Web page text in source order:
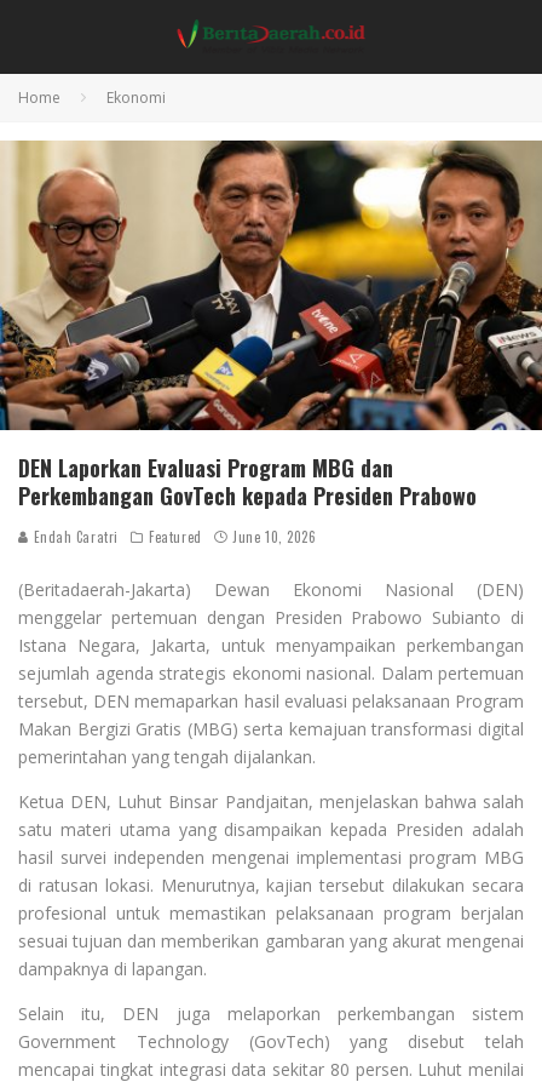
Home Ekonomi
DEN Laporkan Evaluasi Program MBG dan
Perkembangan GovTech kepada Presiden Prabowo
Endah Caratri Featured June 10, 2026
(Beritadaerah-Jakarta) Dewan Ekonomi Nasional (DEN)
menggelar pertemuan dengan Presiden Prabowo Subianto di
Istana Negara, Jakarta, untuk menyampaikan perkembangan
sejumlah agenda strategis ekonomi nasional. Dalam pertemuan
tersebut, DEN memaparkan hasil evaluasi pelaksanaan Program
Makan Bergizi Gratis (MBG) serta kemajuan transformasi digital
pemerintahan yang tengah dijalankan.
Ketua DEN, Luhut Binsar Pandjaitan, menjelaskan bahwa salah
satu materi utama yang disampaikan kepada Presiden adalah
hasil survei independen mengenai implementasi program MBG
di ratusan lokasi. Menurutnya, kajian tersebut dilakukan secara
profesional untuk memastikan pelaksanaan program berjalan
sesuai tujuan dan memberikan gambaran yang akurat mengenai
dampaknya di lapangan.
Selain itu, DEN juga melaporkan perkembangan sistem
Government Technology (GovTech) yang disebut telah
mencapai tingkat integrasi data sekitar 80 persen. Luhut menilai